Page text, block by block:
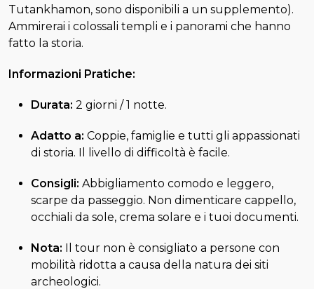
Tutankhamon, sono disponibili a un supplemento).
Ammirerai i colossali templi e i panorami che hanno
fatto la storia.
Informazioni Pratiche:
Durata: 2 giorni / 1 notte.
Adatto a: Coppie, famiglie e tutti gli appassionati
di storia. Il livello di difficoltà è facile.
Consigli: Abbigliamento comodo e leggero,
scarpe da passeggio. Non dimenticare cappello,
occhiali da sole, crema solare e i tuoi documenti.
Nota: Il tour non è consigliato a persone con
mobilità ridotta a causa della natura dei siti
archeologici.